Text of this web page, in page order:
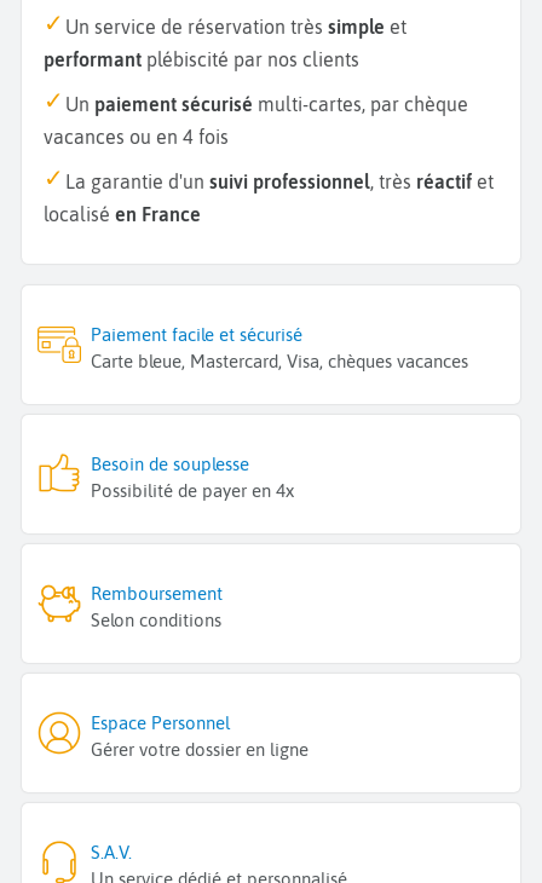
Un service de réservation très simple et
performant plébiscité par nos clients
Un paiement sécurisé multi-cartes, par chèque
vacances ou en 4 fois
La garantie d'un suivi professionnel, très réactif et
localisé en France
Paiement facile et sécurisé
Carte bleue, Mastercard, Visa, chèques vacances
Besoin de souplesse
Possibilité de payer en 4x
Remboursement
Selon conditions
Espace Personnel
Gérer votre dossier en ligne
S.A.V.
Un service dédié et personnalisé